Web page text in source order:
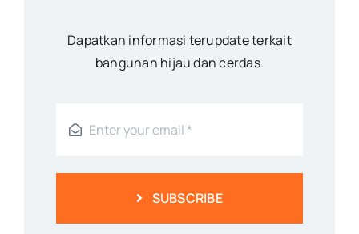
Dapatkan informasi terupdate terkait
bangunan hijau dan cerdas.
SUBSCRIBE